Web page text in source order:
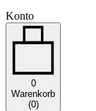
Konto
0
Warenkorb
(0)